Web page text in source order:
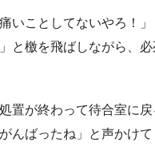
いことしてないやろ！
と檄を飛ばしながら、
置が終わって待合室に戻
んばったね」と声かけて